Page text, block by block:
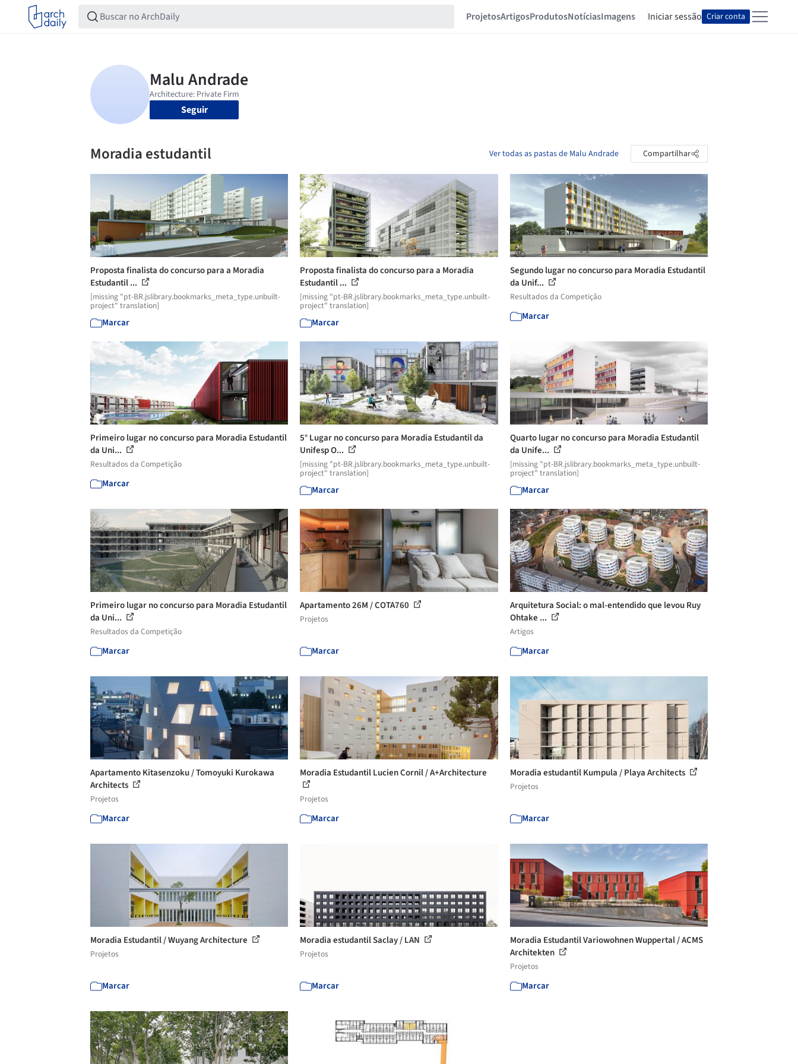
ProjetosArtigosProdutosNotíciasImagens Iniciar sessão Criar conta
Seguir
Moradia estudantil Ver todas as pastas de Malu Andrade Compartilhar
Proposta finalista do concurso para a Moradia
Estudantil ...
[missing "pt-BR.jslibrary.bookmarks_meta_type.unbuilt-
project" translation]
Marcar
Proposta finalista do concurso para a Moradia
Estudantil ...
[missing "pt-BR.jslibrary.bookmarks_meta_type.unbuilt-
project" translation]
Marcar
Segundo lugar no concurso para Moradia Estudantil
da Unif...
Resultados da Competição
Marcar
Primeiro lugar no concurso para Moradia Estudantil
da Uni...
Resultados da Competição
Marcar
5° Lugar no concurso para Moradia Estudantil da
Unifesp O...
[missing "pt-BR.jslibrary.bookmarks_meta_type.unbuilt-
project" translation]
Marcar
Quarto lugar no concurso para Moradia Estudantil
da Unife...
[missing "pt-BR.jslibrary.bookmarks_meta_type.unbuilt-
project" translation]
Marcar
Primeiro lugar no concurso para Moradia Estudantil
da Uni...
Resultados da Competição
Marcar
Apartamento 26M / COTA760
Projetos
Marcar
Arquitetura Social: o mal-entendido que levou Ruy
Ohtake ...
Artigos
Marcar
Apartamento Kitasenzoku / Tomoyuki Kurokawa
Architects
Projetos
Marcar
Moradia Estudantil Lucien Cornil / A+Architecture
Projetos
Marcar
Moradia estudantil Kumpula / Playa Architects
Projetos
Marcar
Moradia Estudantil / Wuyang Architecture
Projetos
Marcar
Moradia estudantil Saclay / LAN
Projetos
Marcar
Moradia Estudantil Variowohnen Wuppertal / ACMS
Architekten
Projetos
Marcar